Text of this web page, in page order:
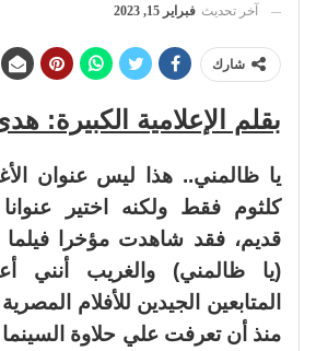
آخر تحديث فبراير 15, 2023
شارك
بقلم الإعلامية الكبيرة:
يا ظالمني.. هذا ليس عنوان
كلثوم فقط ولكنه اختير
قديم، فقد شاهدت مؤخرا فيلما
(يا ظالمني) والغريب أنني
المتابعين الجيدين للأفلام
منذ أن تعرفت علي حلاوة